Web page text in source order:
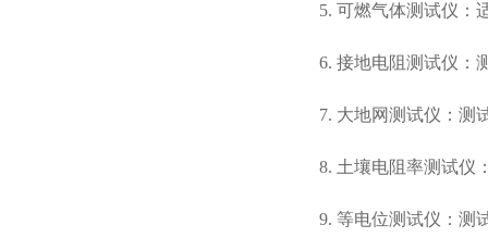
5. 可燃气体测试仪：
6. 接地电阻测试仪：
7. 大地网测试仪：测
8. 土壤电阻率测试仪
9. 等电位测试仪：测